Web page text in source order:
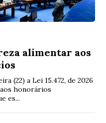
alimentar aos
(22) a Lei 15.472, de 2026
honorários
es...